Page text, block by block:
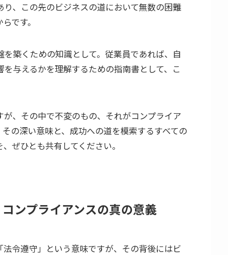
、この先のビジネスの道において無数の困難
です。
築くための知識として。従業員であれば、自
与えるかを理解するための指南書として、こ
、その中で不変のもの、それがコンプライア
の深い意味と、成功への道を模索するすべての
ぜひとも共有してください。
ンプライアンスの真の意義
令遵守」という意味ですが、その背後にはビ